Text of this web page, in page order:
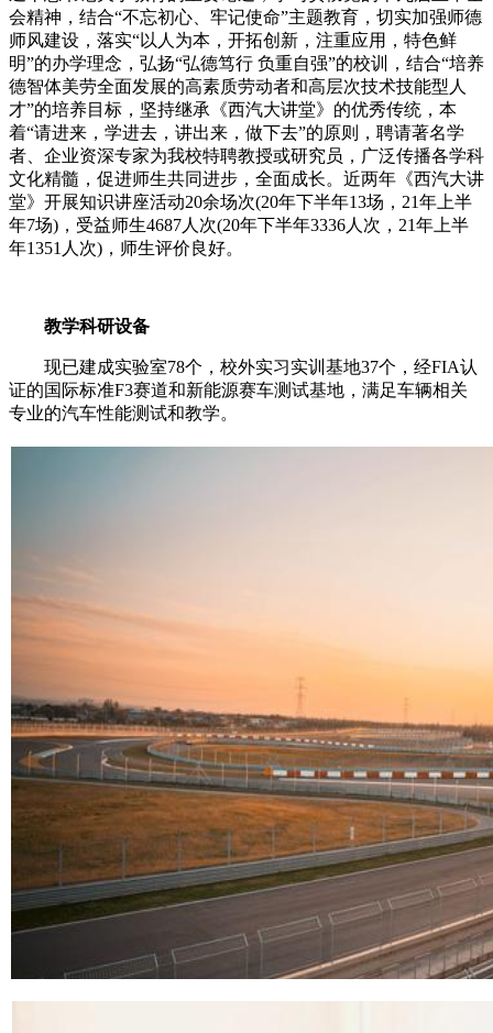
会精神，结合“不忘初心、牢记使命”主题教育，切实加强师德
师风建设，落实“以人为本，开拓创新，注重应用，特色鲜
明”的办学理念，弘扬“弘德笃行 负重自强”的校训，结合“培养
德智体美劳全面发展的高素质劳动者和高层次技术技能型人
才”的培养目标，坚持继承《西汽大讲堂》的优秀传统，本
着“请进来，学进去，讲出来，做下去”的原则，聘请著名学
者、企业资深专家为我校特聘教授或研究员，广泛传播各学科
文化精髓，促进师生共同进步，全面成长。近两年《西汽大讲
堂》开展知识讲座活动20余场次(20年下半年13场，21年上半
年7场)，受益师生4687人次(20年下半年3336人次，21年上半
年1351人次)，师生评价良好。
教学科研设备
现已建成实验室78个，校外实习实训基地37个，经FIA认
证的国际标准F3赛道和新能源赛车测试基地，满足车辆相关
专业的汽车性能测试和教学。